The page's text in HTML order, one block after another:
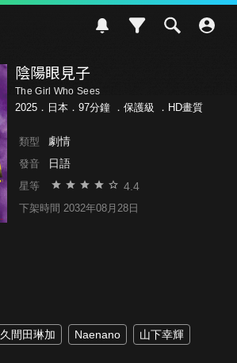
陰陽眼見子
The Girl Who Sees
2025．日本．97分鐘 ． 保護級 ．HD畫質
類型 劇情
發音 日語
星等 4.4
下架時間 2032年08月28日
久間田琳加 Naenano
山下幸輝